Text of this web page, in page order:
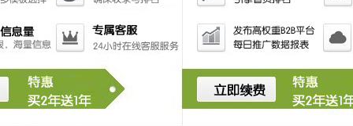
安装效率与场地适应性：定制围挡在设计阶段就会考虑
场加工环节，提高施工效率。
同时，针对不规则施工区域，可以设计特殊规格或形状